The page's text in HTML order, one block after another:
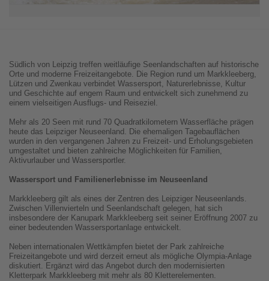
Südlich von Leipzig treffen weitläufige Seenlandschaften auf historische
Orte und moderne Freizeitangebote. Die Region rund um Markkleeberg,
Lützen und Zwenkau verbindet Wassersport, Naturerlebnisse, Kultur
und Geschichte auf engem Raum und entwickelt sich zunehmend zu
einem vielseitigen Ausflugs- und Reiseziel.
Mehr als 20 Seen mit rund 70 Quadratkilometern Wasserfläche prägen
heute das Leipziger Neuseenland. Die ehemaligen Tagebauflächen
wurden in den vergangenen Jahren zu Freizeit- und Erholungsgebieten
umgestaltet und bieten zahlreiche Möglichkeiten für Familien,
Aktivurlauber und Wassersportler.
Wassersport und Familienerlebnisse im Neuseenland
Markkleeberg gilt als eines der Zentren des Leipziger Neuseenlands.
Zwischen Villenvierteln und Seenlandschaft gelegen, hat sich
insbesondere der Kanupark Markkleeberg seit seiner Eröffnung 2007 zu
einer bedeutenden Wassersportanlage entwickelt.
Neben internationalen Wettkämpfen bietet der Park zahlreiche
Freizeitangebote und wird derzeit erneut als mögliche Olympia-Anlage
diskutiert. Ergänzt wird das Angebot durch den modernisierten
Kletterpark Markkleeberg mit mehr als 80 Kletterelementen.